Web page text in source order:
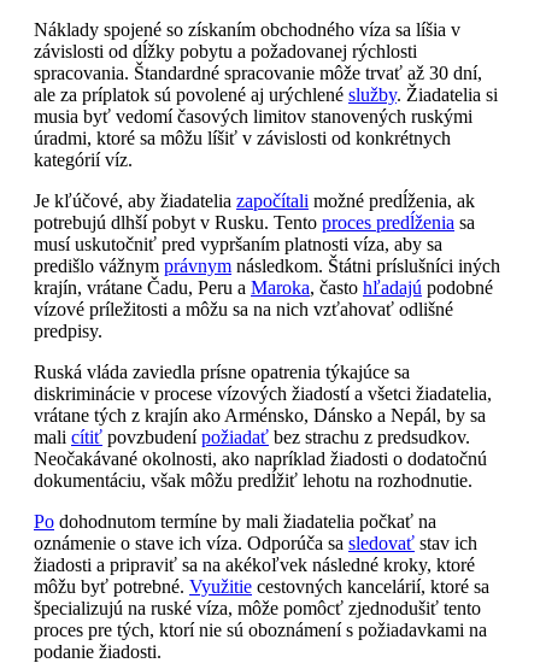
Náklady spojené so získaním obchodného víza sa líšia v
závislosti od dĺžky pobytu a požadovanej rýchlosti
spracovania. Štandardné spracovanie môže trvať až 30 dní,
ale za príplatok sú povolené aj urýchlené služby. Žiadatelia si
musia byť vedomí časových limitov stanovených ruskými
úradmi, ktoré sa môžu líšiť v závislosti od konkrétnych
kategórií víz.
Je kľúčové, aby žiadatelia započítali možné predĺženia, ak
potrebujú dlhší pobyt v Rusku. Tento proces predĺženia sa
musí uskutočniť pred vypršaním platnosti víza, aby sa
predišlo vážnym právnym následkom. Štátni príslušníci iných
krajín, vrátane Čadu, Peru a Maroka, často hľadajú podobné
vízové príležitosti a môžu sa na nich vzťahovať odlišné
predpisy.
Ruská vláda zaviedla prísne opatrenia týkajúce sa
diskriminácie v procese vízových žiadostí a všetci žiadatelia,
vrátane tých z krajín ako Arménsko, Dánsko a Nepál, by sa
mali cítiť povzbudenípožiadať bez strachu z predsudkov.
Neočakávané okolnosti, ako napríklad žiadosti o dodatočnú
dokumentáciu, však môžu predĺžiť lehotu na rozhodnutie.
Po dohodnutom termíne by mali žiadatelia počkať na
oznámenie o stave ich víza. Odporúča sa sledovať stav ich
žiadosti a pripraviť sa na akékoľvek následné kroky, ktoré
môžu byť potrebné. Využitie cestovných kancelárií, ktoré sa
špecializujú na ruské víza, môže pomôcť zjednodušiť tento
proces pre tých, ktorí nie sú oboznámení s požiadavkami na
podanie žiadosti.